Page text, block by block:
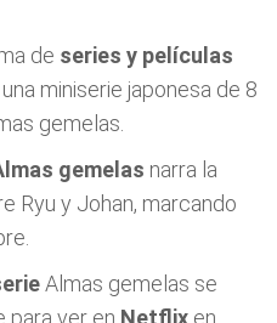
de series y películas
miniserie japonesa de 8
gemelas.
gemelas narra la
Ryu y Johan, marcando
Almas gemelas se
para ver en Netflix en